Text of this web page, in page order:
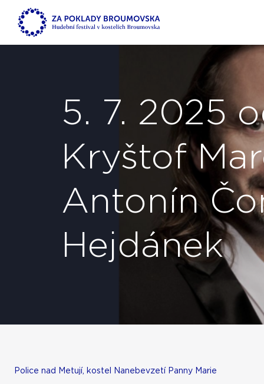
5. 7. 2025
Kryštof
Antonín
Hejdánek
Police nad Metují, kostel Nanebevzetí Panny Marie